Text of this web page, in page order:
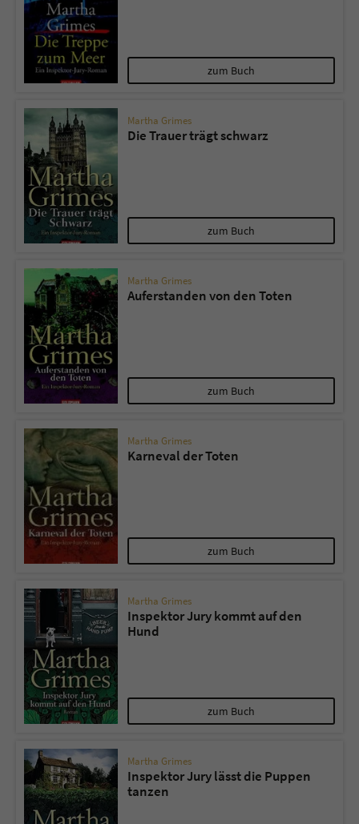
zum Buch
Martha Grimes
Die Trauer trägt schwarz
zum Buch
Martha Grimes
Auferstanden von den Toten
zum Buch
Martha Grimes
Karneval der Toten
zum Buch
Martha Grimes
Inspektor Jury kommt auf den
Hund
zum Buch
Martha Grimes
Inspektor Jury lässt die Puppen
tanzen